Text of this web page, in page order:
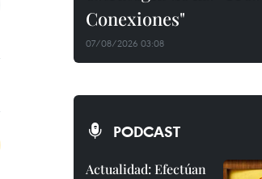
Conexiones"
07/08/2026 03:08
PODCAST
Actualidad: Efectúan